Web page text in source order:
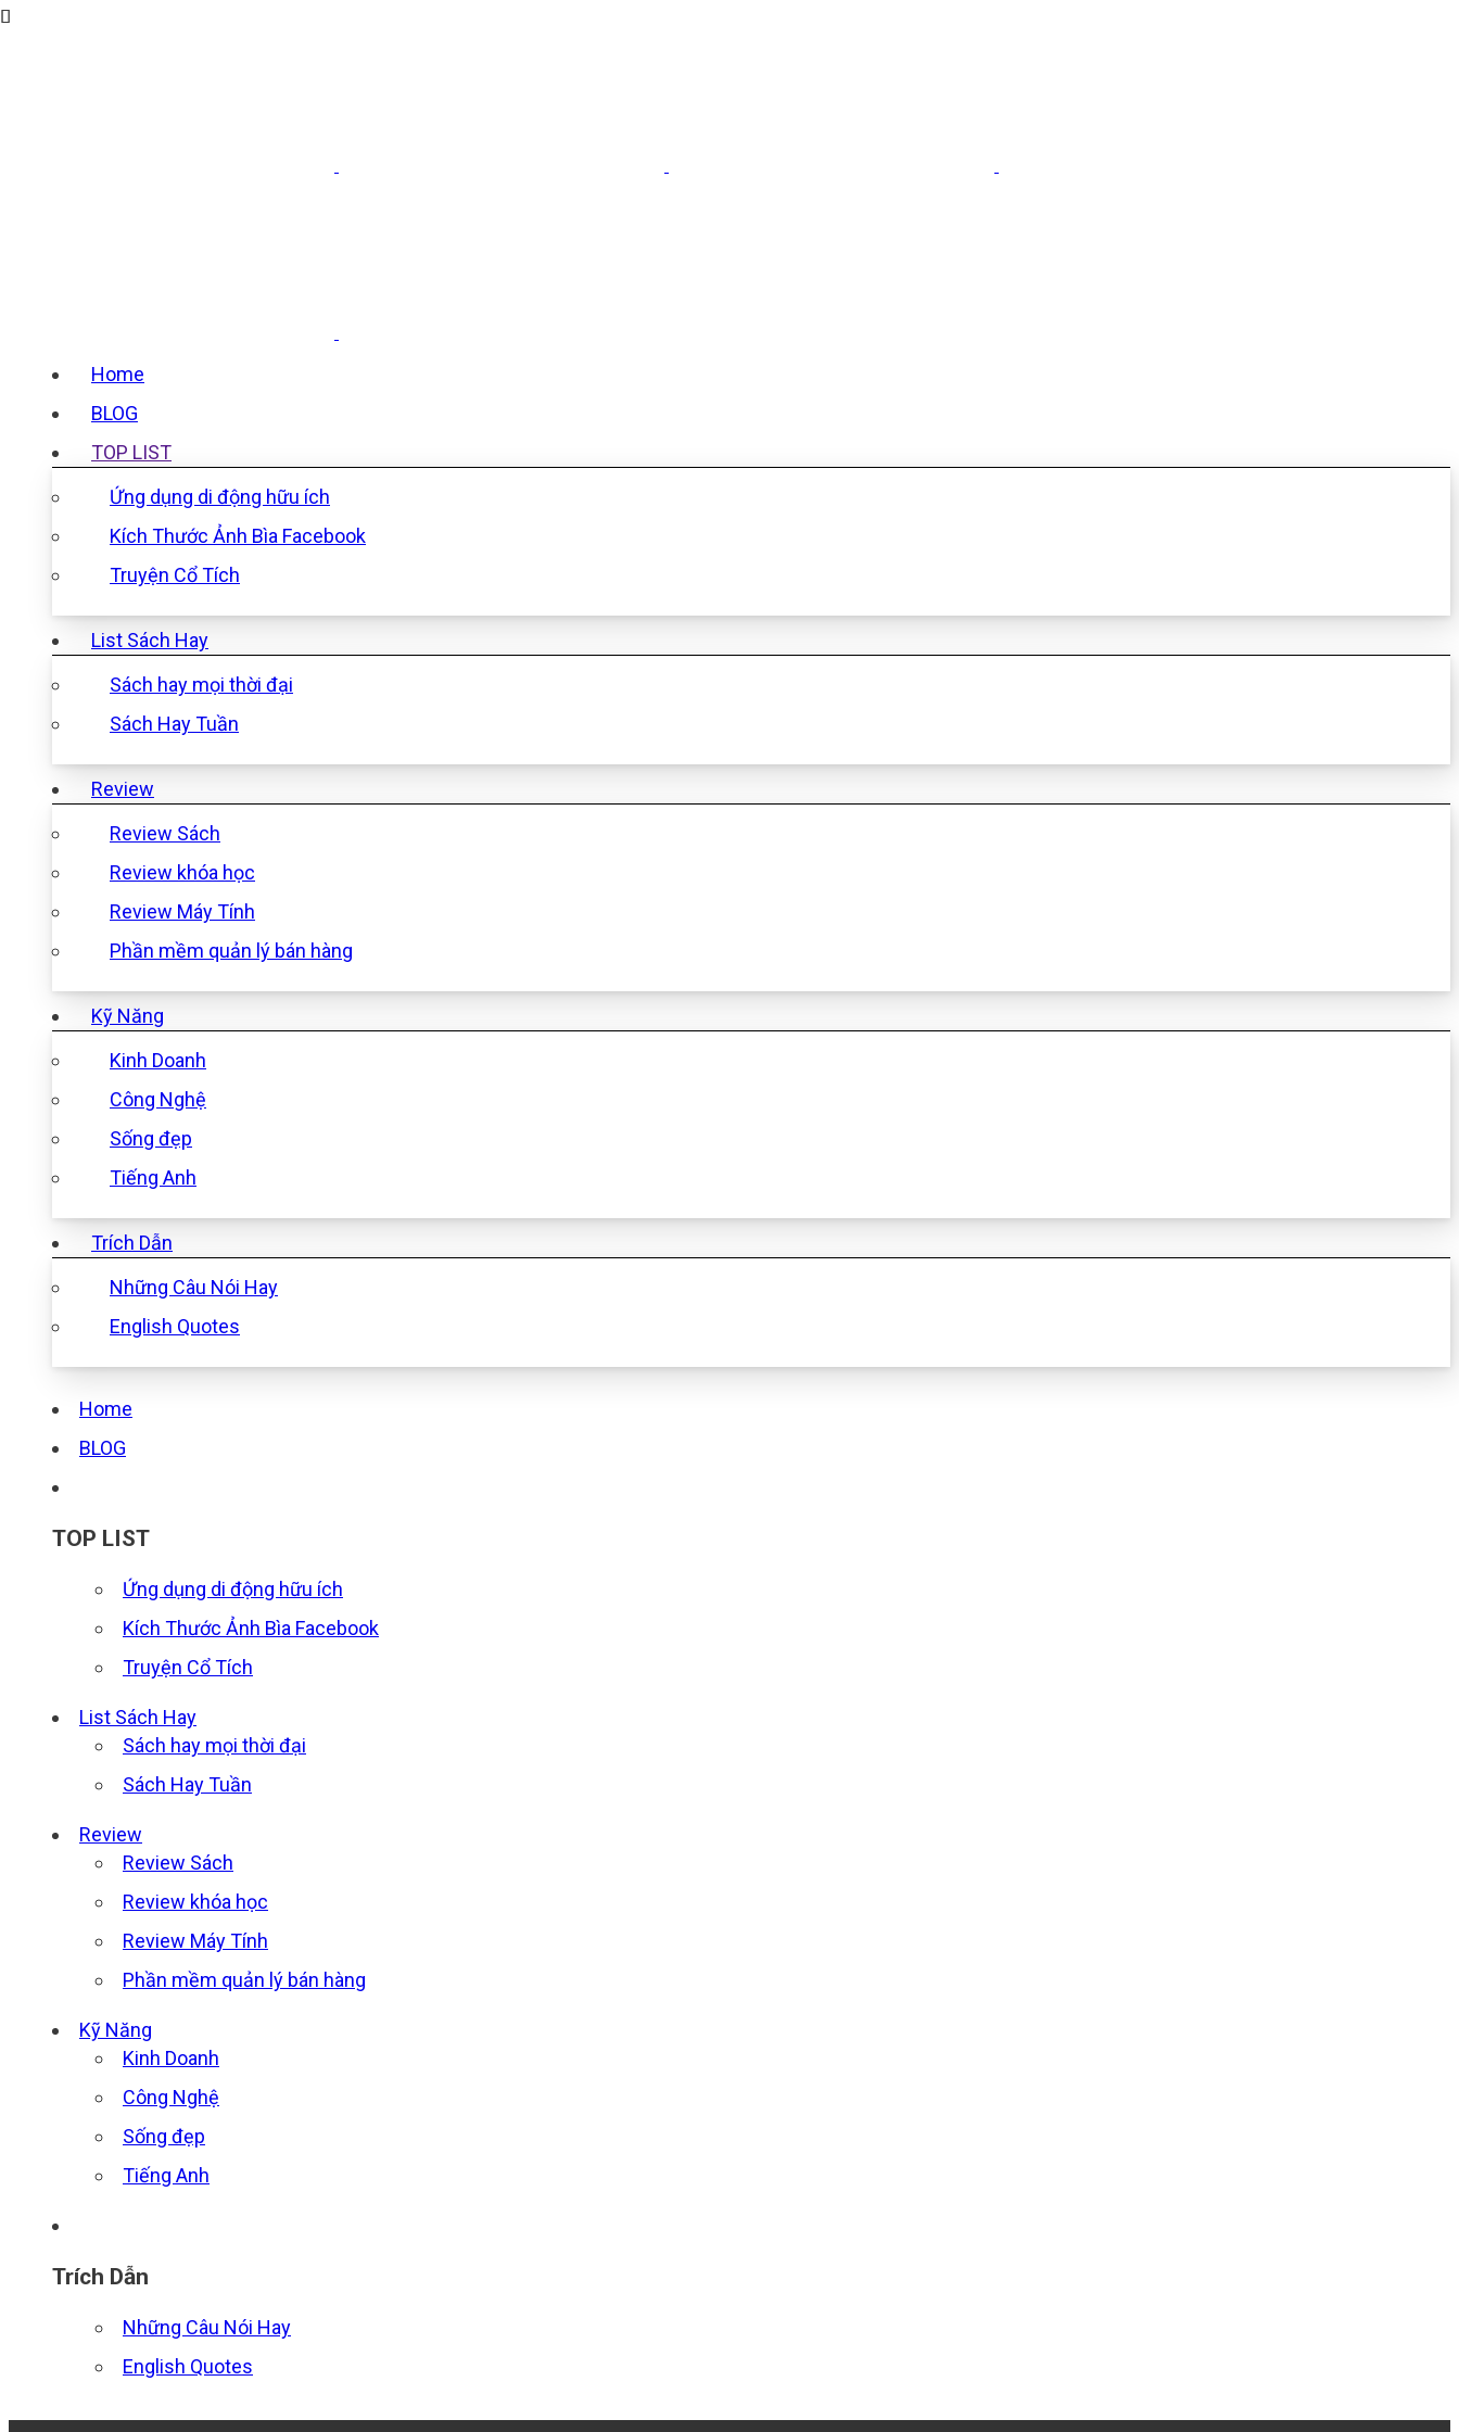
Home
BLOG
TOP LIST
Ứng dụng di động hữu ích
Kích Thước Ảnh Bìa Facebook
Truyện Cổ Tích
List Sách Hay
Sách hay mọi thời đại
Sách Hay Tuần
Review
Review Sách
Review khóa học
Review Máy Tính
Phần mềm quản lý bán hàng
Kỹ Năng
Kinh Doanh
Công Nghệ
Sống đẹp
Tiếng Anh
Trích Dẫn
Những Câu Nói Hay
English Quotes
Home
BLOG
TOP LIST
Ứng dụng di động hữu ích
Kích Thước Ảnh Bìa Facebook
Truyện Cổ Tích
List Sách Hay
Sách hay mọi thời đại
Sách Hay Tuần
Review
Review Sách
Review khóa học
Review Máy Tính
Phần mềm quản lý bán hàng
Kỹ Năng
Kinh Doanh
Công Nghệ
Sống đẹp
Tiếng Anh
Trích Dẫn
Những Câu Nói Hay
English Quotes